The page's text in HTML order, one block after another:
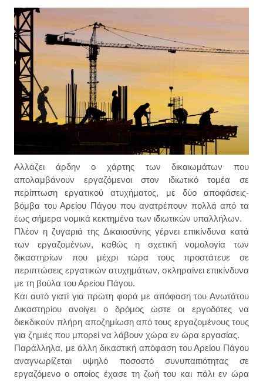
Αλλάζει άρδην ο χάρτης των δικαιωμάτων που
απολαμβάνουν εργαζόμενοι στον ιδιωτικό τομέα σε
περίπτωση εργατικού ατυχήματος, με δύο αποφάσεις-
βόμβα του Αρείου Πάγου που ανατρέπουν πολλά από τα
έως σήμερα νομικά κεκτημένα των ιδιωτικών υπαλλήλων.
Πλέον η ζυγαριά της Δικαιοσύνης γέρνει επικίνδυνα κατά
των εργαζομένων, καθώς η σχετική νομολογία των
δικαστηρίων που μέχρι τώρα τους προστάτευε σε
περιπτώσεις εργατικών ατυχημάτων, σκληραίνει επικίνδυνα
με τη βούλα του Αρείου Πάγου.
Και αυτό γιατί για πρώτη φορά με απόφαση του Ανωτάτου
Δικαστηρίου ανοίγει ο δρόμος ώστε οι εργοδότες να
διεκδικούν πλήρη αποζημίωση από τους εργαζομένους τους
για ζημιές που μπορεί να λάβουν χώρα εν ώρα εργασίας.
Παράλληλα, με άλλη δικαστική απόφαση του Αρείου Πάγου
αναγνωρίζεται υψηλό ποσοστό συνυπαιτιότητας σε
εργαζόμενο ο οποίος έχασε τη ζωή του και πάλι εν ώρα